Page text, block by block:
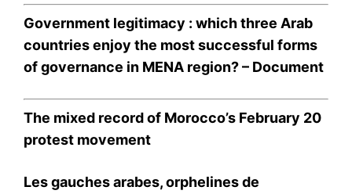
le1.ma
l'intelligence de
Government legitimacy : which three Arab
countries enjoy the most successful forms
of governance in MENA region? – Document
The mixed record of Morocco’s February 20
protest movement
Les gauches arabes, orphelines de